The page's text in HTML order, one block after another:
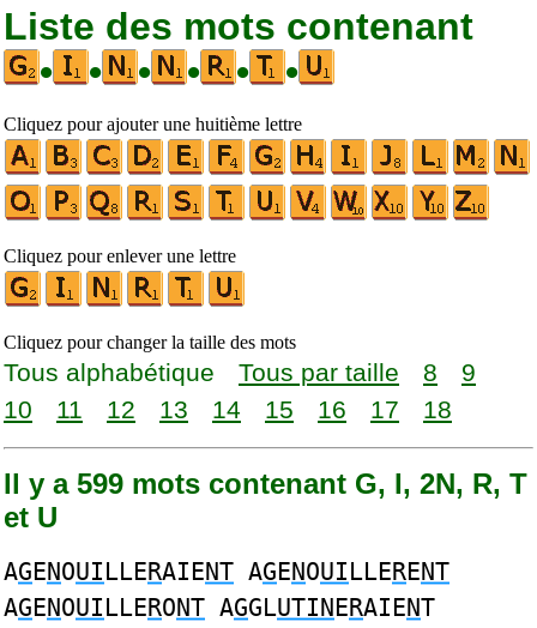
Liste des mots contenant
•
• • • • •
Cliquez pour ajouter une huitième lettre
Cliquez pour enlever une lettre
Cliquez pour changer la taille des mots
Tous alphabétique Tous par taille 8
9
10
11 12 13 14 15 16 17 18
Il y a 599 mots contenant G, I, 2N, R, T
et U
AGENOUILLERAIENT AGENOUILLERENT
AGENOUILLERONT AGGLUTINERAIENT